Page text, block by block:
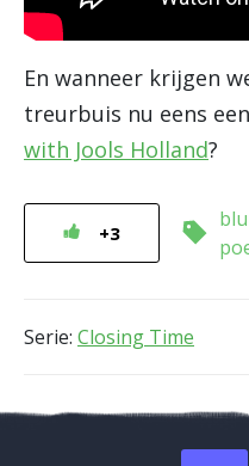
En wanneer krijgen
treurbuis nu eens
with Jools Holland?
+3
Serie: Closing Time